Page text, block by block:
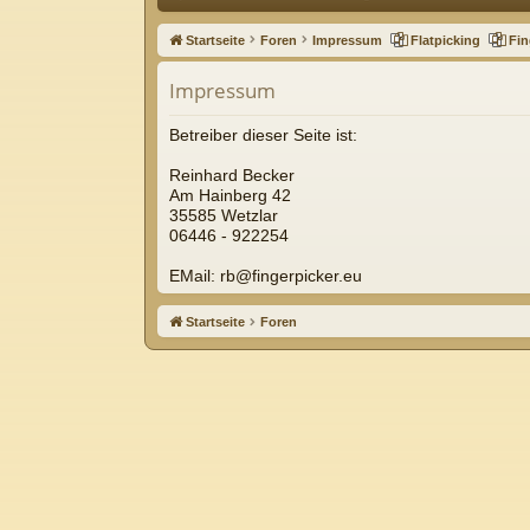
ne
llz
ug
riff
Startseite Foren Impressum Flatpicking
Impressum
Betreiber dieser Seite ist:
Reinhard Becker
Am Hainberg 42
35585 Wetzlar
06446 - 922254
EMail: rb@fingerpicker.eu
Startseite Foren